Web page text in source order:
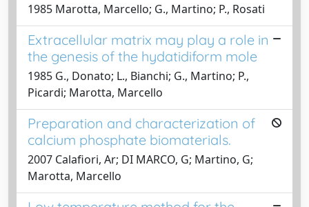
1985 Marotta, Marcello; G., Martino; P., Rosati
Extracellular matrix may play a role in
the genesis of the hydatidiform mole
1985 G., Donato; L., Bianchi; G., Martino; P.,
Picardi; Marotta, Marcello
Preparation and characterization of
calcium phosphate biomaterials.
2007 Calafiori, Ar; DI MARCO, G; Martino, G;
Marotta, Marcello